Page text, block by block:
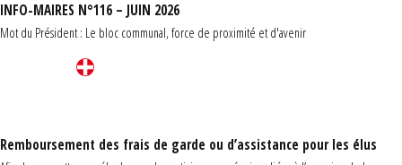
INFO-MAIRES N°116 – JUIN 2026
Mot du Président : Le bloc communal, force de proximité et d'avenir
Remboursement des frais de garde ou d’assistance pour les élus